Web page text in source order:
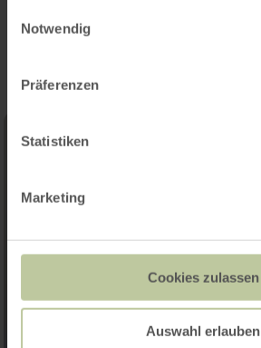
Notwendig
Präferenzen
Statistiken
Marketing
Cookies zulassen
Auswahl erlauben
Impressions